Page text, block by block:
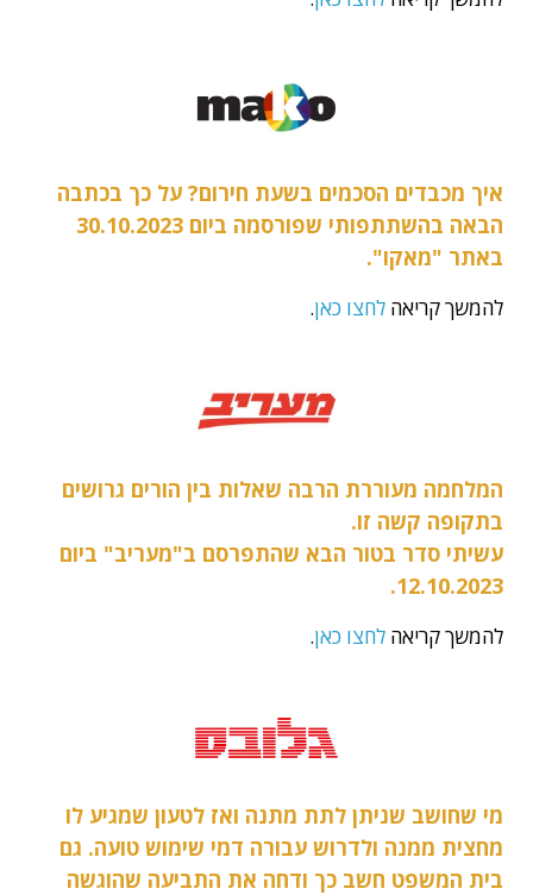
איך מכבדים הסכמים בשעת חירום? על כך בכתבה
הבאה בהשתתפותי שפורסמה ביום 30.10.2023
באתר "מאקו".
להמשך קריאה לחצו כאן.
המלחמה מעוררת הרבה שאלות בין הורים גרושים
בתקופה קשה זו.
עשיתי סדר בטור הבא שהתפרסם ב"מעריב" ביום
12.10.2023.
להמשך קריאה לחצו כאן.
מי שחושב שניתן לתת מתנה ואז לטעון שמגיע לו
מחצית ממנה ולדרוש עבורה דמי שימוש טועה. גם
בית המשפט חשב כך ודחה את התביעה שהוגשה